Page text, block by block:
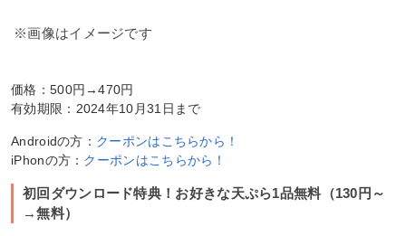
※画像はイメージです
価格：500円→470円
有効期限：2024年10月31日まで
Androidの方： クーポンはこちらから！
iPhonの方： クーポンはこちらから！
初回ダウンロード特典！お好きな天ぷら1品無料（130円～
→無料）